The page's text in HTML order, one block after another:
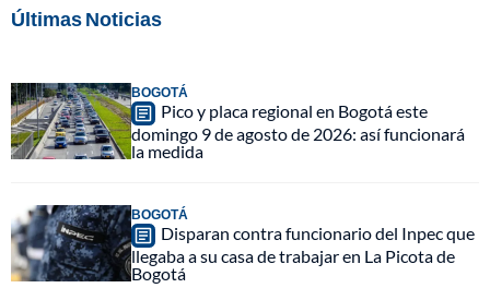
Últimas Noticias
BOGOTÁ
Pico y placa regional en Bogotá este
domingo 9 de agosto de 2026: así funcionará
la medida
BOGOTÁ
Disparan contra funcionario del Inpec que
llegaba a su casa de trabajar en La Picota de
Bogotá